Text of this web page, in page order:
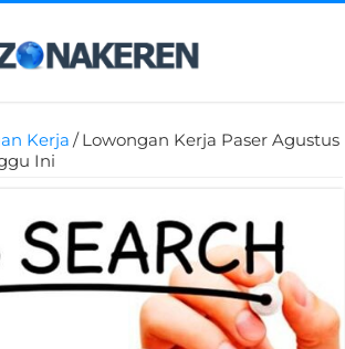
Kerja /Lowongan Kerja Paser Agustus
Ini